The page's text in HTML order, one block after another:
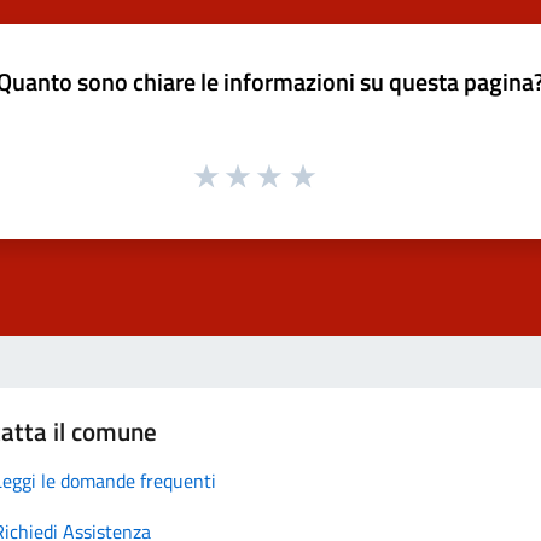
sono chiare le informazioni su questa
il comune
le domande frequenti
Assistenza